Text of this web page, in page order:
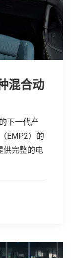
混合动
下一代产
EMP2）的
供完整的电